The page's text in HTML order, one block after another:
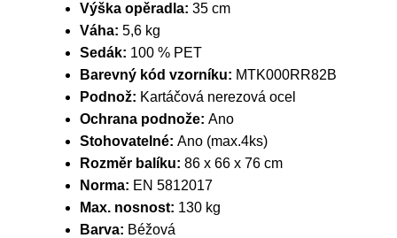
Výška opěradla: 35 cm
Váha: 5,6 kg
Sedák: 100 % PET
Barevný kód vzorníku: MTK000RR82B
Podnož: Kartáčová nerezová ocel
Ochrana podnože: Ano
Stohovatelné: Ano (max.4ks)
Rozměr balíku: 86 x 66 x 76 cm
Norma: EN 5812017
Max. nosnost: 130 kg
Barva: Béžová